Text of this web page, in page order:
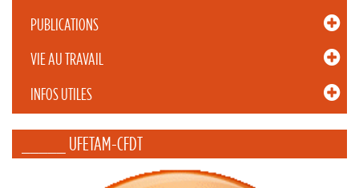
PUBLICATIONS
VIE AU TRAVAIL
INFOS UTILES
_____ UFETAM-CFDT